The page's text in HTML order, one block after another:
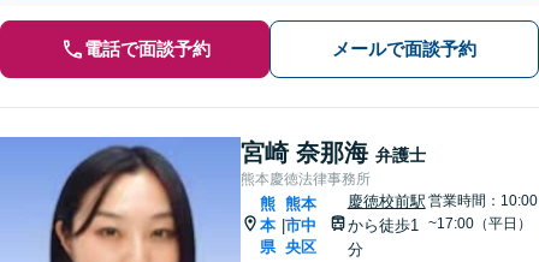
電話で面談予約 メールで面談予約
宮崎 奈那海 弁護士
熊本慶徳法律事務所
熊
本
県
熊本
市中
央区
慶徳校前駅
から徒歩1
分
営業時間：10:00
~17:00（平日）